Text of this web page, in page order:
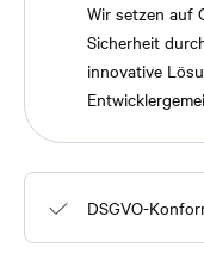
Wir setzen auf
Sicherheit
innovative
DSGVO-